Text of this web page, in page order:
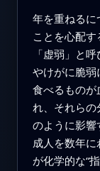
年を重ねるに
ことを心配
「虚弱」と
やけがに脆
食べるものが
れ、それら
のように影響
成人を数年
が化学的な“